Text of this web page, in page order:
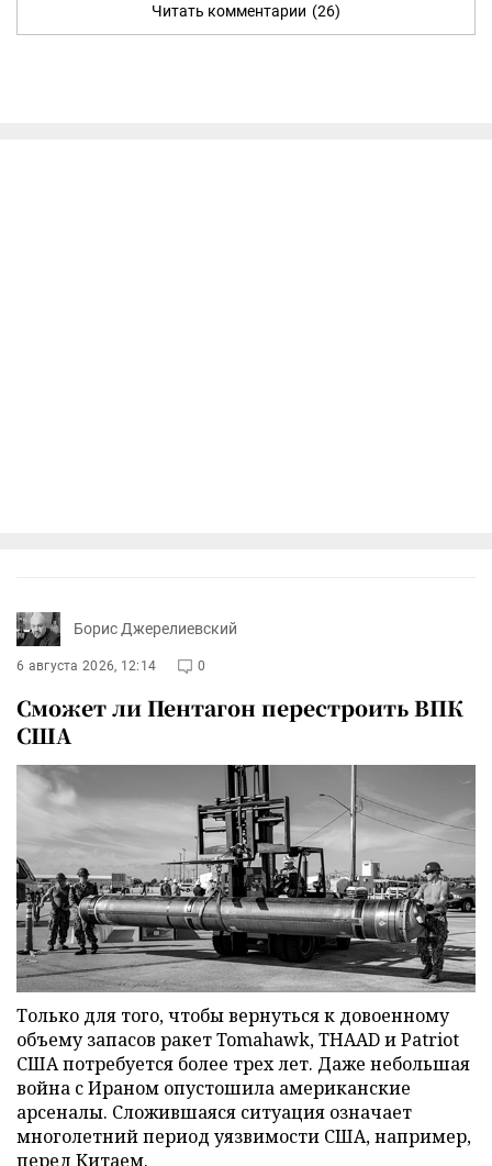
Читать комментарии (26)
Борис Джерелиевский
6 августа 2026, 12:14 0
Сможет ли Пентагон перестроить ВПК
США
Только для того, чтобы вернуться к довоенному
объему запасов ракет Tomahawk, THAAD и Patriot
США потребуется более трех лет. Даже небольшая
война с Ираном опустошила американские
арсеналы. Сложившаяся ситуация означает
многолетний период уязвимости США, например,
перед Китаем.